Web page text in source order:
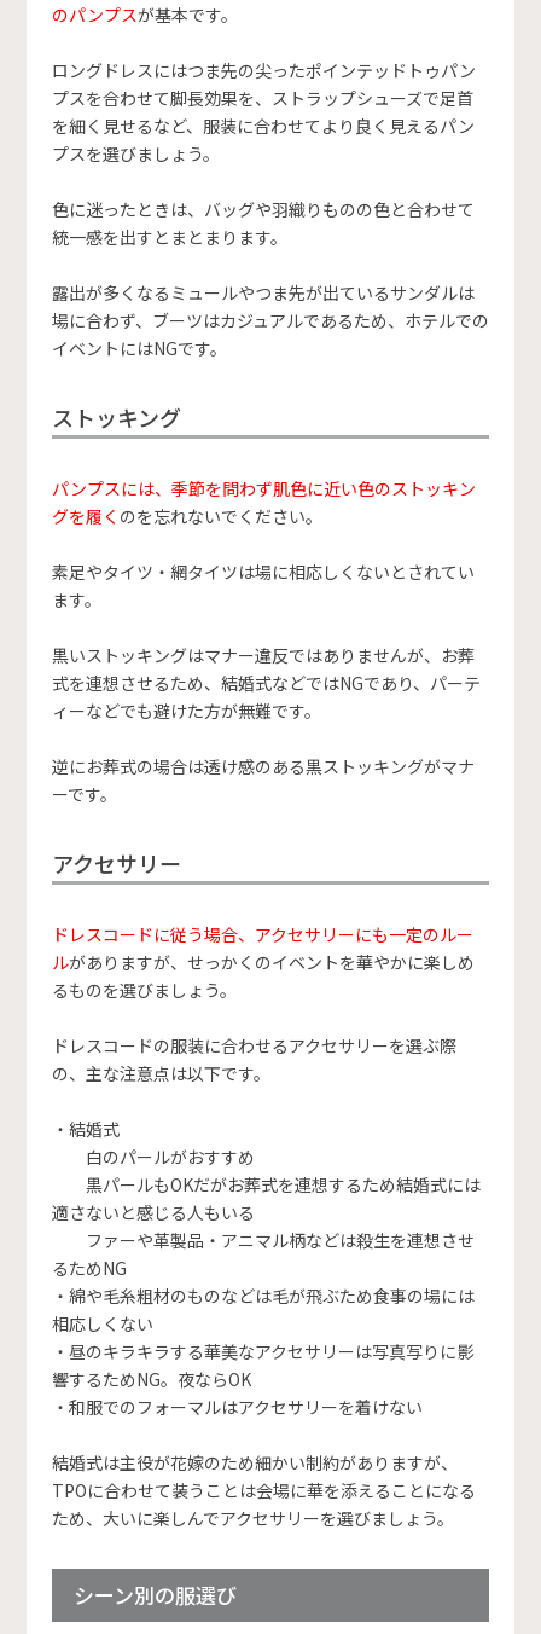
のパンプスが基本です。
ロングドレスにはつま先の尖ったポインテッドトゥパン
プスを合わせて脚長効果を、ストラップシューズで足首
を細く見せるなど、服装に合わせてより良く見えるパン
プスを選びましょう。
色に迷ったときは、バッグや羽織りものの色と合わせて
統一感を出すとまとまります。
露出が多くなるミュールやつま先が出ているサンダルは
場に合わず、ブーツはカジュアルであるため、ホテルでの
イベントにはNGです。
ストッキング
パンプスには、季節を問わず肌色に近い色のストッキン
グを履く のを忘れないでください。
素足やタイツ・網タイツは場に相応しくないとされてい
ます。
黒いストッキングはマナー違反ではありませんが、お葬
式を連想させるため、結婚式などではNGであり、パーテ
ィーなどでも避けた方が無難です。
逆にお葬式の場合は透け感のある黒ストッキングがマナ
ーです。
アクセサリー
ドレスコードに従う場合、アクセサリーにも一定のルー
ルがありますが、せっかくのイベントを華やかに楽しめ
るものを選びましょう。
ドレスコードの服装に合わせるアクセサリーを選ぶ際
の、主な注意点は以下です。
・結婚式
白のパールがおすすめ
黒パールもOKだがお葬式を連想するため結婚式には
適さないと感じる人もいる
ファーや革製品・アニマル柄などは殺生を連想させ
るためNG
・綿や毛糸粗材のものなどは毛が飛ぶため食事の場には
相応しくない
・昼のキラキラする華美なアクセサリーは写真写りに影
響するためNG。夜ならOK
・和服でのフォーマルはアクセサリーを着けない
結婚式は主役が花嫁のため細かい制約がありますが、
TPOに合わせて装うことは会場に華を添えることになる
ため、大いに楽しんでアクセサリーを選びましょう。
シーン別の服選び